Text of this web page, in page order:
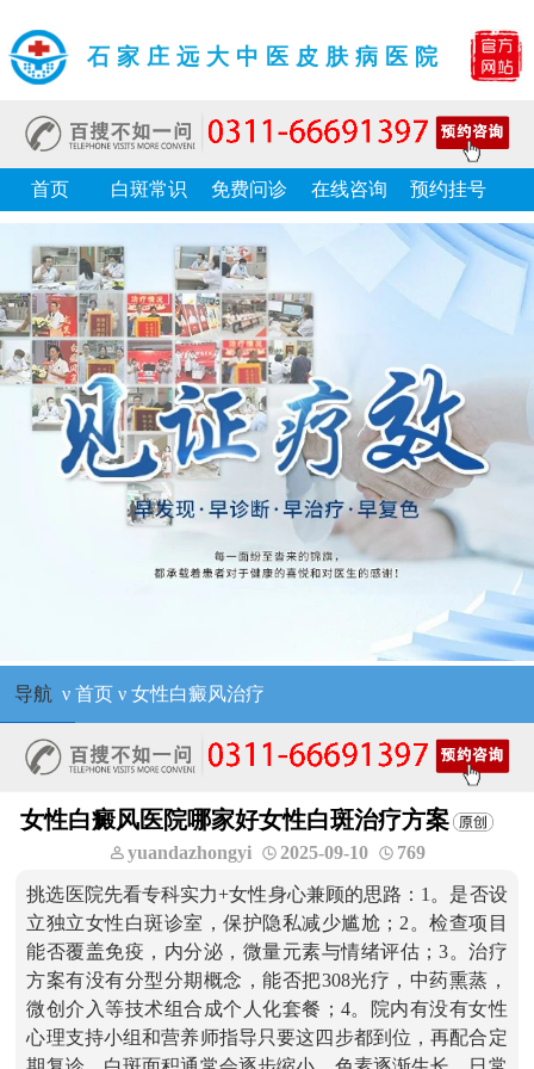
石家庄远大中医皮肤病医院
首页 白斑常识 免费问诊 在线咨询 预约挂号
导航 ν 首页ν 女性白癜风治疗
女性白癜风医院哪家好女性白斑治疗方案
yuandazhongyi 2025-09-10 769
挑选医院先看专科实力+女性身心兼顾的思路：1。是否设
立独立女性白斑诊室，保护隐私减少尴尬；2。检查项目
能否覆盖免疫，内分泌，微量元素与情绪评估；3。治疗
方案有没有分型分期概念，能否把308光疗，中药熏蒸，
微创介入等技术组合成个人化套餐；4。院内有没有女性
心理支持小组和营养师指导只要这四步都到位，再配合定